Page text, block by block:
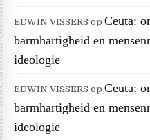
EDWIN VISSERS opCeuta:
barmhartigheid en
ideologie
EDWIN VISSERS opCeuta:
barmhartigheid en
ideologie